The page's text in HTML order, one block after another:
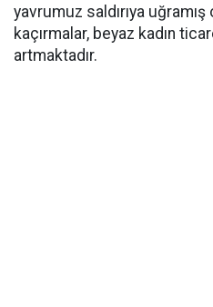
yavrumuz saldırıya uğramış
kaçırmalar, beyaz kadın
artmaktadır.